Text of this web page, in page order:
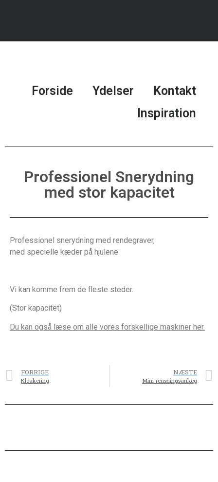
Forside Ydelser
Kontakt
Inspiration
Professionel Snerydning
med stor kapacitet
Professionel snerydning med rendegraver,
med specielle kæder på hjulene
Vi kan komme frem de fleste steder.
(Stor kapacitet)
Du kan også læse om alle vores forskellige maskiner her.
FORRIGE
Kloakering
NÆSTE
Mini-rensningsanlæg